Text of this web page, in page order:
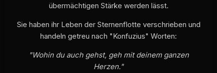
übermächtigen Stärke werden lässt.
Sie haben ihr Leben der Sternenflotte verschrieben und
handeln getreu nach "Konfuzius" Worten:
"Wohin du auch gehst, geh mit deinem ganzen
Herzen."